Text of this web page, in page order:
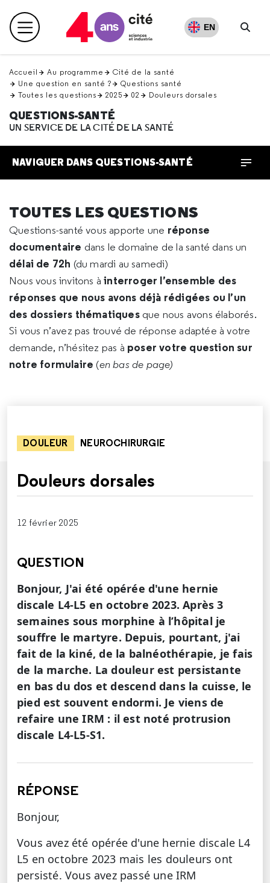
en
haut Menu principal EN
Accueil Au programme
Cité de la santé
Une question en santé ?
Questions santé
Toutes les questions
2025 02 Douleurs dorsales
QUESTIONS-SANTÉ
UN SERVICE DE LA CITÉ DE LA SANTÉ
NAVIGUER DANS QUESTIONS-SANTÉ
TOUTES LES QUESTIONS
Questions-santé vous apporte une réponse
documentaire dans le domaine de la santé dans un
délai de 72h (du mardi au samedi)
Nous vous invitons àinterroger l’ensemble des
réponses que nous avons déjà rédigées ou l’un
des dossiers thématiques que nous avons élaborés.
Si vous n’avez pas trouvé de réponse adaptée à votre
demande, n’hésitez pas à poser votre question sur
notre formulaire (en bas de page)
DOULEUR NEUROCHIRURGIE
Douleurs dorsales
12 février 2025
QUESTION
Bonjour, J'ai été opérée d'une hernie
discale L4-L5 en octobre 2023. Après 3
semaines sous morphine à l’hôpital je
souffre le martyre. Depuis, pourtant, j'ai
fait de la kiné, de la balnéothérapie, je fais
de la marche. La douleur est persistante
en bas du dos et descend dans la cuisse, le
pied est souvent endormi. Je viens de
refaire une IRM : il est noté protrusion
discale L4-L5-S1.
RÉPONSE
Bonjour,
Vous avez été opérée d'une hernie discale L4
L5 en octobre 2023 mais les douleurs ont
persisté. Vous avez passé une IRM